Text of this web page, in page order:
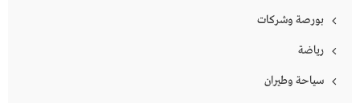
بورصة وشركات
رياضة
سياحة وطيران